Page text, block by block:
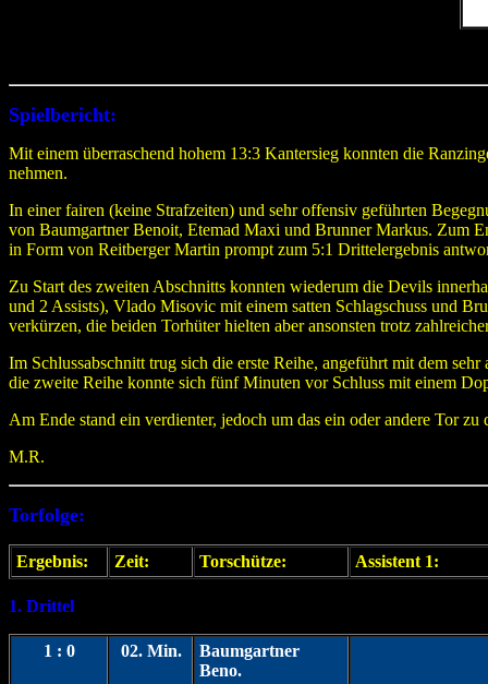
Spielbericht:
Mit einem überraschend hohem 13:3 Kantersieg konnten die
nehmen.
In einer fairen (keine Strafzeiten) und sehr offensiv geführten
von Baumgartner Benoit, Etemad Maxi und Brunner Markus. Zum
in Form von Reitberger Martin prompt zum 5:1 Drittelergebnis
Zu Start des zweiten Abschnitts konnten wiederum die Devils
und 2 Assists), Vlado Misovic mit einem satten Schlagschuss und
verkürzen, die beiden Torhüter hielten aber ansonsten trotz
Im Schlussabschnitt trug sich die erste Reihe, angeführt mit dem
die zweite Reihe konnte sich fünf Minuten vor Schluss mit einem
Am Ende stand ein verdienter, jedoch um das ein oder andere Tor
M.R.
Torfolge:
Ergebnis: Zeit: Torschütze: Assistent 1:
1. Drittel
1 : 0 02. Min.
Baumgartner
Beno.